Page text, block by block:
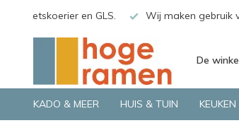
Fietskoerier en GLS. Wij maken gebruik
De
KADO & MEER HUIS & TUIN KEUKEN